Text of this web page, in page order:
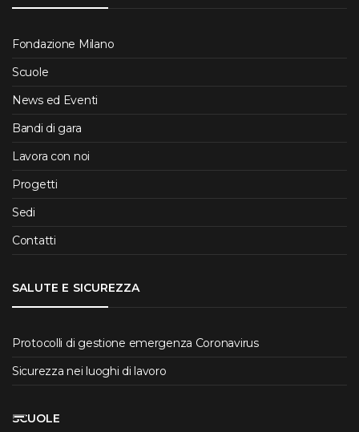
Fondazione Milano
Scuole
News ed Eventi
Bandi di gara
Lavora con noi
Progetti
Sedi
Contatti
SALUTE E SICUREZZA
Protocolli di gestione emergenza Coronavirus
Sicurezza nei luoghi di lavoro
SCUOLE